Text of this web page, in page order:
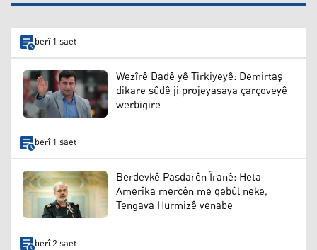
berî 1 saet
Wezîrê Dadê yê Tirkiyeyê: Demirtaş
dikare sûdê ji projeyasaya çarçoveyê
werbigire
berî 1 saet
Berdevkê Pasdarên Îranê: Heta
Amerîka mercên me qebûl neke,
Tengava Hurmizê venabe
berî 2 saet